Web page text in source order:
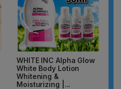
WHITE INC Alpha Glow
White Body Lotion
Whitening &
Moisturizing |...